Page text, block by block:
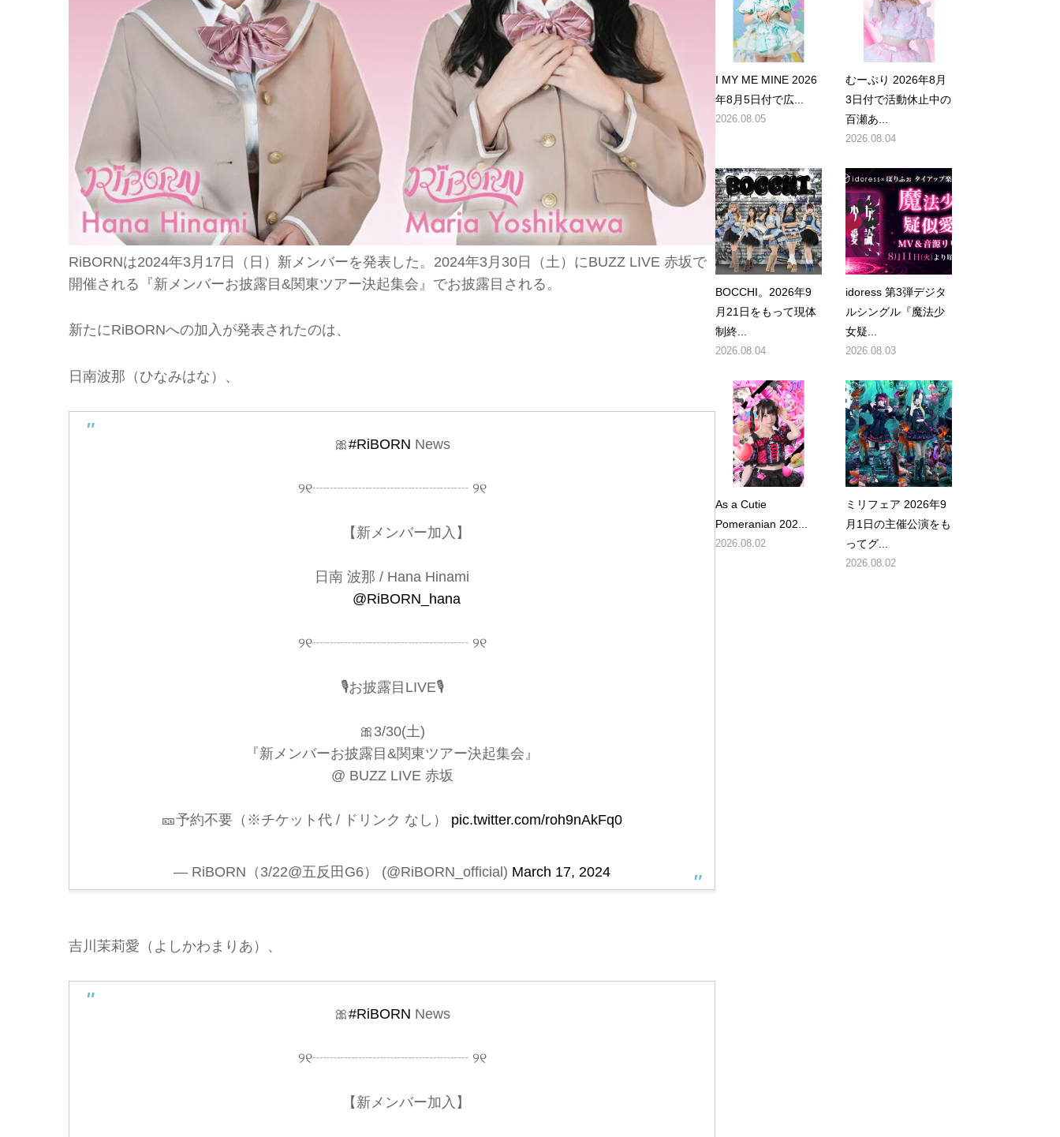
RiBORNは2024年3月17日（日）新メンバーを発表した。2024年3月30日（土）にBUZZ LIVE 赤坂で
開催される『新メンバーお披露目&関東ツアー決起集会』でお披露目される。
新たにRiBORNへの加入が発表されたのは、
日南波那（ひなみはな）、
🎀#RiBORN News
୨୧┈┈┈┈┈┈┈┈┈┈┈ ୨୧
【新メンバー加入】
日南 波那 / Hana Hinami
@RiBORN_hana
୨୧┈┈┈┈┈┈┈┈┈┈┈ ୨୧
🎙️お披露目LIVE🎙️
🎀3/30(土)
『新メンバーお披露目&関東ツアー決起集会』
@ BUZZ LIVE 赤坂
🎫予約不要（※チケット代 / ドリンク なし） pic.twitter.com/roh9nAkFq0
— RiBORN（3/22@五反田G6） (@RiBORN_official) March 17, 2024
吉川茉莉愛（よしかわまりあ）、
🎀#RiBORN News
୨୧┈┈┈┈┈┈┈┈┈┈┈ ୨୧
【新メンバー加入】
I MY ME MINE 2026
年8月5日付で広...
2026.08.05
むーぷり 2026年8月
3日付で活動休止中の
百瀬あ...
2026.08.04
BOCCHI。2026年9
月21日をもって現体
制終...
2026.08.04
idoress 第3弾デジタ
ルシングル『魔法少
女疑...
2026.08.03
As a Cutie
Pomeranian 202...
2026.08.02
ミリフェア 2026年9
月1日の主催公演をも
ってグ...
2026.08.02